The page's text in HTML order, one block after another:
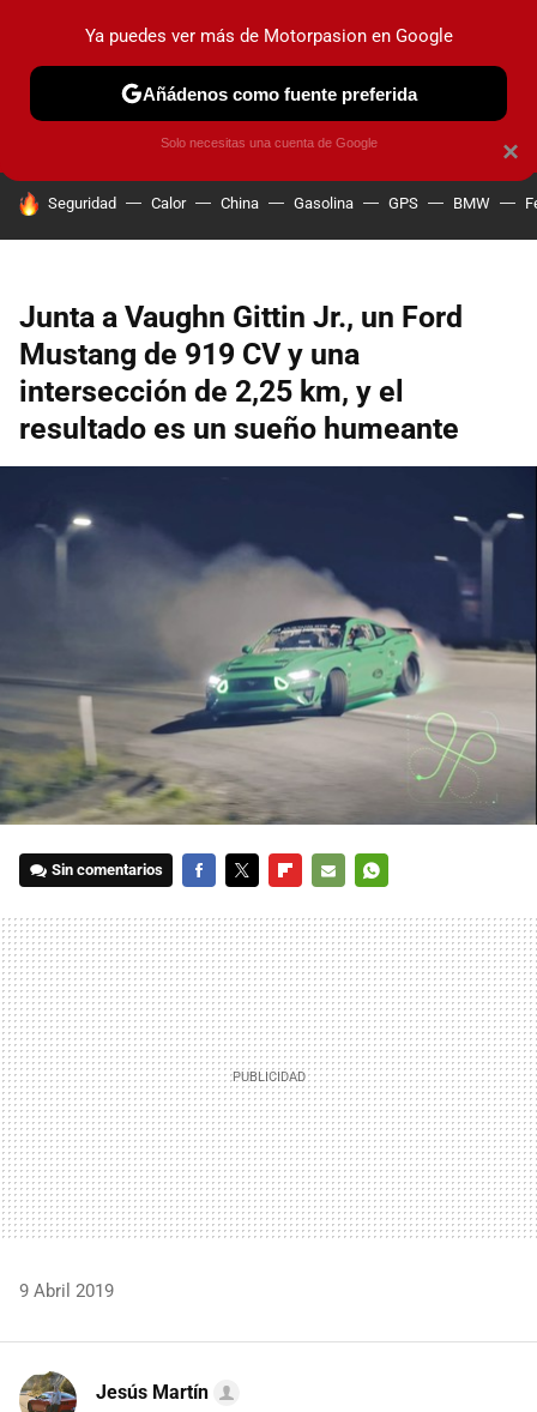
PRUEBAS COCHES ELÉCTRICOS OBSERVATORIO
HOY SE HABLA DE
Seguridad Calor China Gasolina GPS BMW
Junta a Vaughn Gittin Jr., un Ford
Mustang de 919 CV y una
intersección de 2,25 km, y el
resultado es un sueño humeante
Sin comentarios
MAIL
9 Abril 2019
Jesús Martín
×
Ya puedes ver más de Motorpasion en Google
Añádenos como fuente preferida
Solo necesitas una cuenta de Google